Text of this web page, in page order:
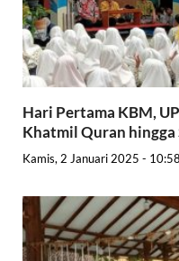
Hari Pertama KBM,
Khatmil Quran hingga
Kamis, 2 Januari 2025 - 10:58